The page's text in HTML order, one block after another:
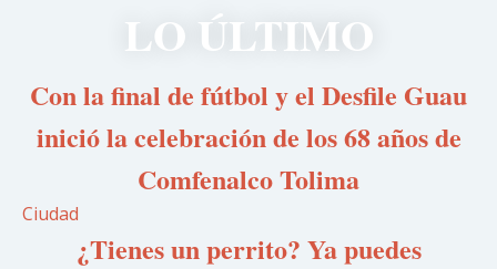
LO ÚLTIMO
Con la final de fútbol y el Desfile Guau
inició la celebración de los 68 años de
Comfenalco Tolima
Ciudad
¿Tienes un perrito? Ya puedes